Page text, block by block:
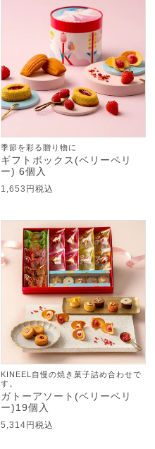
季節を彩る贈り物に
ギフトボックス(ベリーベリ
ー) 6個入
1,653 税込
KINEEL自慢の焼き菓子詰め合わせで
す。
ガトーアソート(ベリーベリ
ー)19個入
5,314 税込